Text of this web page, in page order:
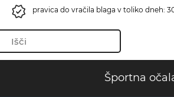
pravica do vračila blaga v toliko dneh:
Športna